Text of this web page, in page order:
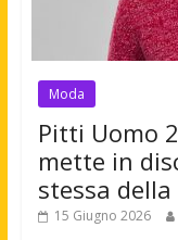
Moda
Pitti Uomo
mette in
stessa
15 Giugno 2026